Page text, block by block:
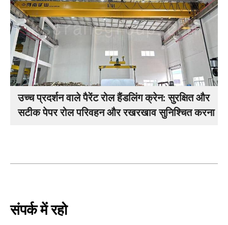
उच्च प्रदर्शन वाले पैरेंट रोल हैंडलिंग क्रेन: सुरक्षित और
सटीक पेपर रोल परिवहन और रखरखाव सुनिश्चित करना
संपर्क में रहो